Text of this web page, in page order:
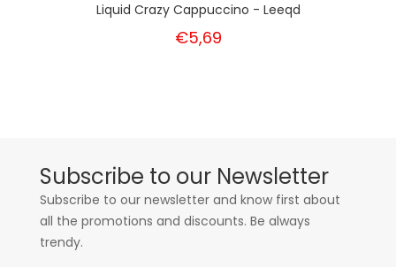
Liquid Crazy Cappuccino - Leeqd
€5,69
Subscribe to our Newsletter
Subscribe to our newsletter and know first about
all the promotions and discounts. Be always
trendy.